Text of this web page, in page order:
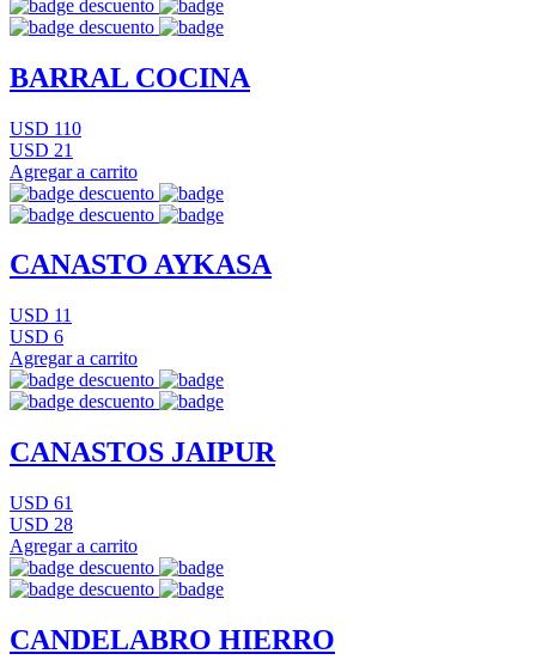
BARRAL COCINA
USD 110
USD 21
Agregar a carrito
CANASTO AYKASA
USD 11
USD 6
Agregar a carrito
CANASTOS JAIPUR
USD 61
USD 28
Agregar a carrito
CANDELABRO HIERRO